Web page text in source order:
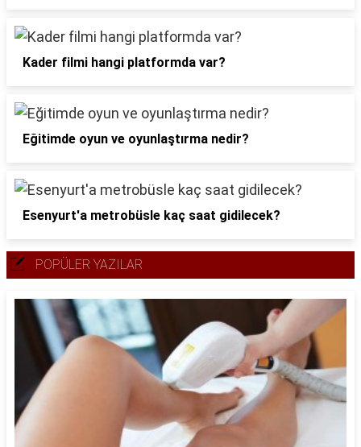
Kader filmi hangi platformda var?
Eğitimde oyun ve oyunlaştırma nedir?
Esenyurt'a metrobüsle kaç saat gidilecek?
POPÜLER YAZILAR